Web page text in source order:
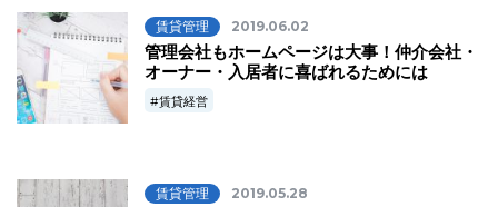
賃貸管理 2019.06.02
管理会社もホームページは大事！仲介会社・
オーナー・入居者に喜ばれるためには
賃貸経営
賃貸管理 2019.05.28